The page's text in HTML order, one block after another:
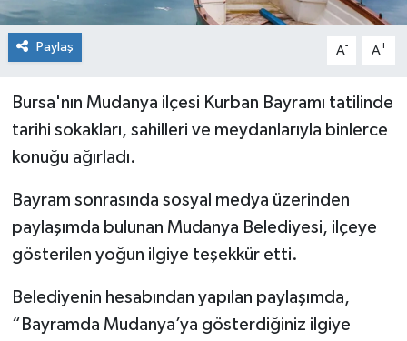
Paylaş A- A+
Bursa'nın Mudanya ilçesi Kurban Bayramı tatilinde
tarihi sokakları, sahilleri ve meydanlarıyla binlerce
konuğu ağırladı.
Bayram sonrasında sosyal medya üzerinden
paylaşımda bulunan Mudanya Belediyesi, ilçeye
gösterilen yoğun ilgiye teşekkür etti.
Belediyenin hesabından yapılan paylaşımda,
“Bayramda Mudanya’ya gösterdiğiniz ilgiye